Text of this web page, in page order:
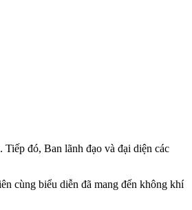
đó, Ban lãnh đạo và đại diện các
cùng biểu diễn đã mang đến không khí